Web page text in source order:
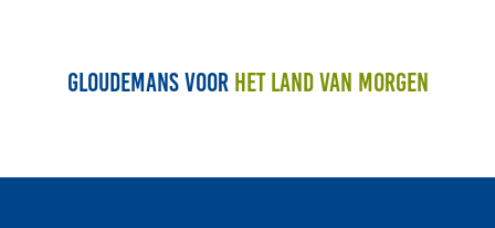
Integrale aanpak gebiedsvisie
Gloudemans voor het land van morgen